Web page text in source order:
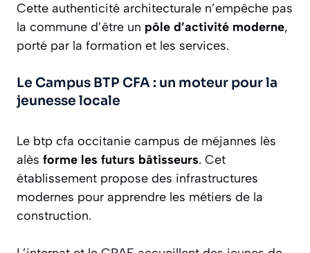
Cette authenticité architecturale n’empêche pas
la commune d’être un pôle d’activité moderne,
porté par la formation et les services.
Le Campus BTP CFA : un moteur pour la
jeunesse locale
Le btp cfa occitanie campus de méjannes lès
alès forme les futurs bâtisseurs. Cet
établissement propose des infrastructures
modernes pour apprendre les métiers de la
construction.